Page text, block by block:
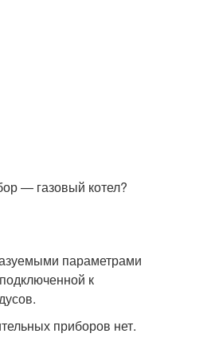
— газовый котел?
параметрами
к
приборов нет.